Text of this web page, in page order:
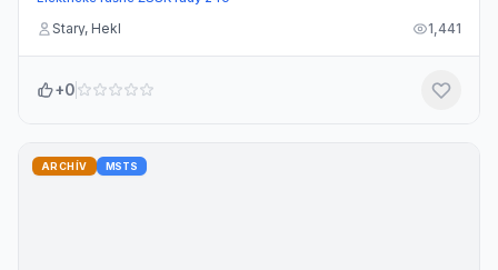
Stary, Hekl 1,441
+0
ARCHÍV MSTS